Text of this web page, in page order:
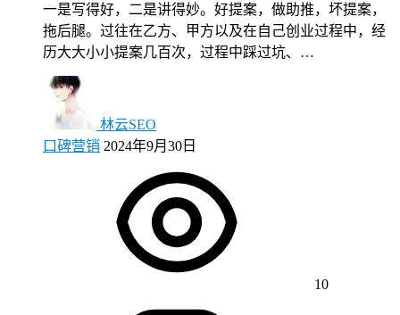
一是写得好，二是讲得妙。好提案，做助推，坏提案，
拖后腿。过往在乙方、甲方以及在自己创业过程中，经
历大大小小提案几百次，过程中踩过坑、…
林云SEO
口碑营销 2024年9月30日
10